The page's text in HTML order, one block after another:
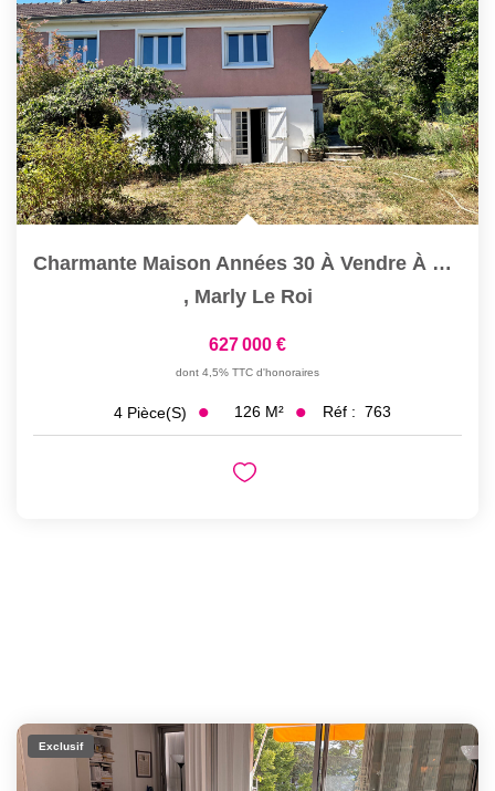
NOS OUTILS
CONTACT
Charmante Maison Années 30 À Vendre À Marly Le Roi -...
, Marly Le Roi
627 000 €
dont 4,5% TTC d'honoraires
4 Pièce(s) 126 M² Réf : 763
Exclusif